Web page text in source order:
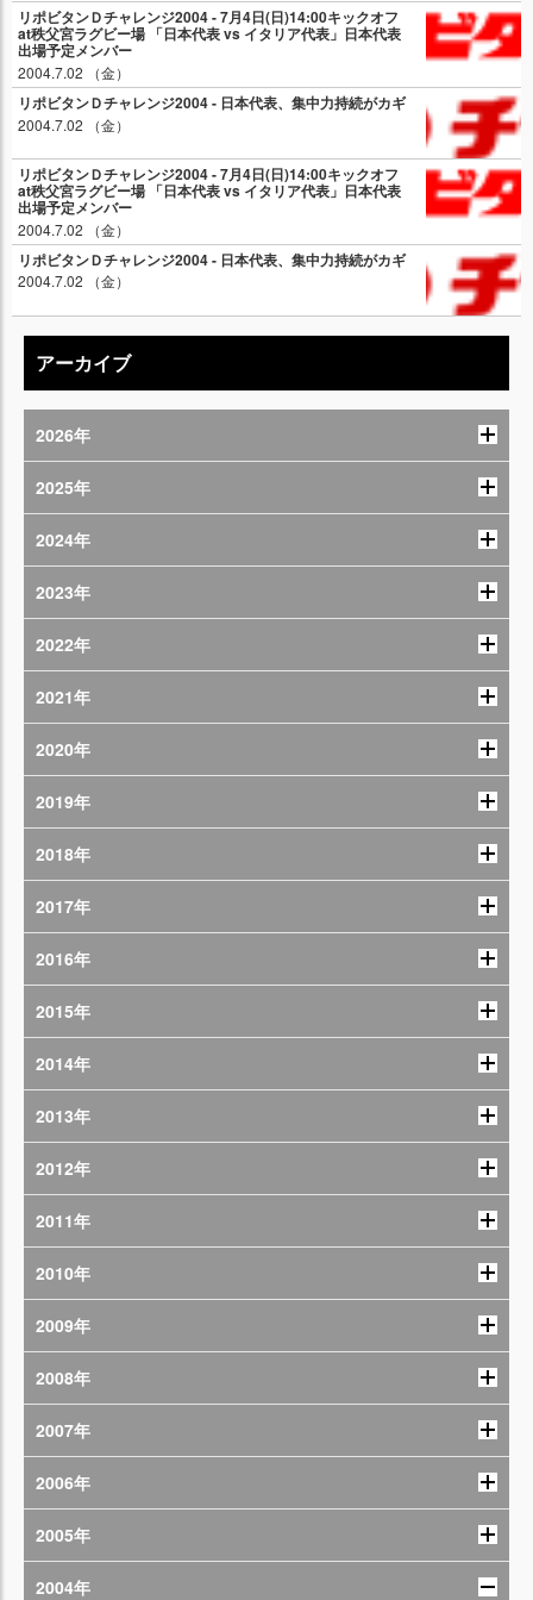
リポビタンＤチャレンジ2004 - 7月4日(日)14:00キックオフ
at秩父宮ラグビー場 「日本代表 vs イタリア代表」日本代表
出場予定メンバー
2004.7.02 （金）
リポビタンＤチャレンジ2004 - 日本代表、集中力持続がカギ
2004.7.02 （金）
リポビタンＤチャレンジ2004 - 7月4日(日)14:00キックオフ
at秩父宮ラグビー場 「日本代表 vs イタリア代表」日本代表
出場予定メンバー
2004.7.02 （金）
リポビタンＤチャレンジ2004 - 日本代表、集中力持続がカギ
2004.7.02 （金）
アーカイブ
2026年
2025年
2024年
2023年
2022年
2021年
2020年
2019年
2018年
2017年
2016年
2015年
2014年
2013年
2012年
2011年
2010年
2009年
2008年
2007年
2006年
2005年
2004年